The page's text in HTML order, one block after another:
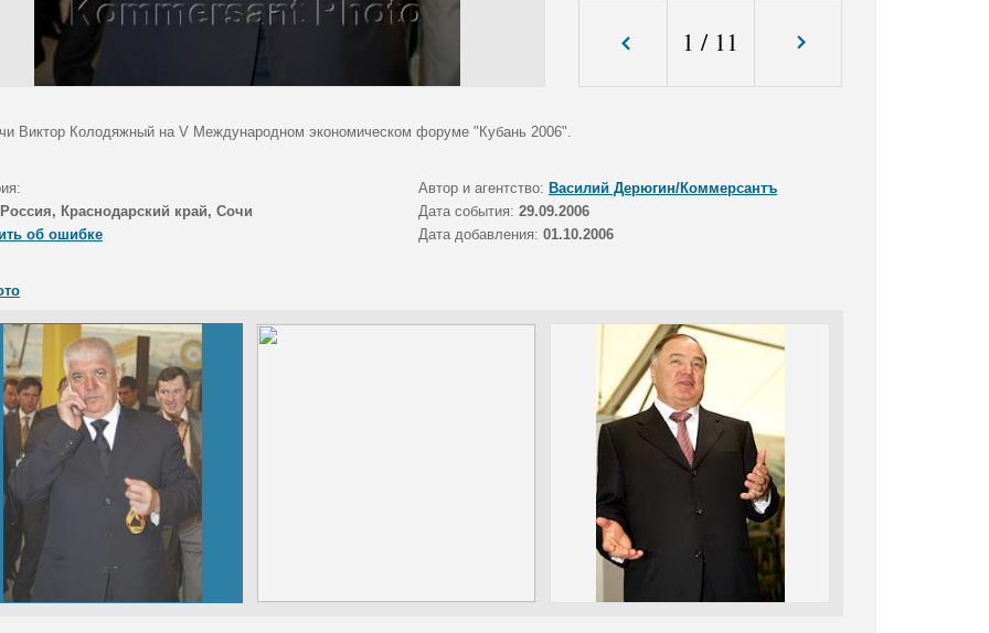
1 / 11
Виктор Колодяжный на V Международном экономическом форуме "Кубань 2006".
Автор и агентство: Василий Дерюгин/Коммерсантъ
Россия, Краснодарский край, Сочи Дата события: 29.09.2006
об ошибке
Дата добавления: 01.10.2006